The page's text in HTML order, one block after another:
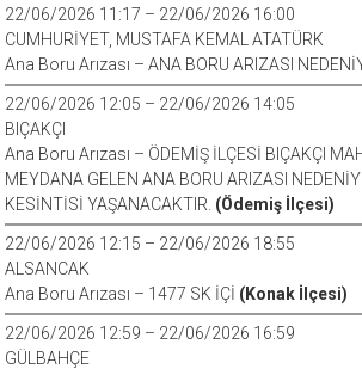
22/06/2026 11:17 – 22/06/2026 16:00
CUMHURİYET, MUSTAFA KEMAL ATATÜRK
Ana Boru Arızası – ANA BORU ARIZASI
22/06/2026 12:05 – 22/06/2026 14:05
BIÇAKÇI
Ana Boru Arızası – ÖDEMİŞ İLÇESİ BIÇAKÇI
MEYDANA GELEN ANA BORU ARIZASI
KESİNTİSİ YAŞANACAKTIR. (Ödemiş İlçesi)
22/06/2026 12:15 – 22/06/2026 18:55
ALSANCAK
Ana Boru Arızası – 1477 SK İÇİ (Konak İlçesi)
22/06/2026 12:59 – 22/06/2026 16:59
GÜLBAHÇE